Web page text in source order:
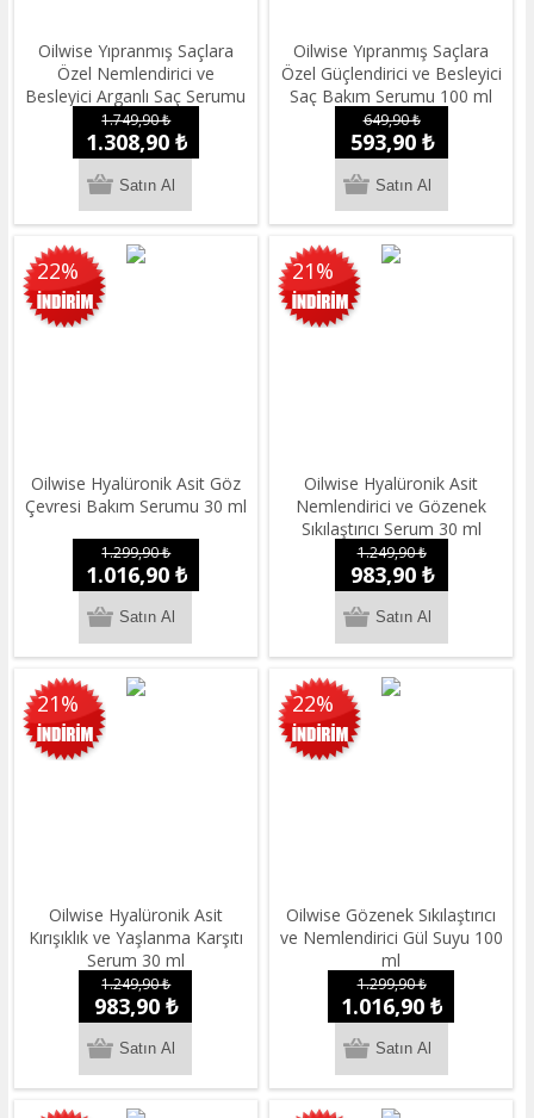
Oilwise Yıpranmış Saçlara
Özel Nemlendirici ve
Besleyici Arganlı Saç Serumu
100 ml
1.749,90 ₺
1.308,90 ₺
Oilwise Yıpranmış Saçlara
Özel Güçlendirici ve Besleyici
Saç Bakım Serumu 100 ml
649,90 ₺
593,90 ₺
22%
Oilwise Hyalüronik Asit Göz
Çevresi Bakım Serumu 30 ml
1.299,90 ₺
1.016,90 ₺
21%
Oilwise Hyalüronik Asit
Nemlendirici ve Gözenek
Sıkılaştırıcı Serum 30 ml
1.249,90 ₺
983,90 ₺
21%
Oilwise Hyalüronik Asit
Kırışıklık ve Yaşlanma Karşıtı
Serum 30 ml
1.249,90 ₺
983,90 ₺
22%
Oilwise Gözenek Sıkılaştırıcı
ve Nemlendirici Gül Suyu 100
ml
1.299,90 ₺
1.016,90 ₺